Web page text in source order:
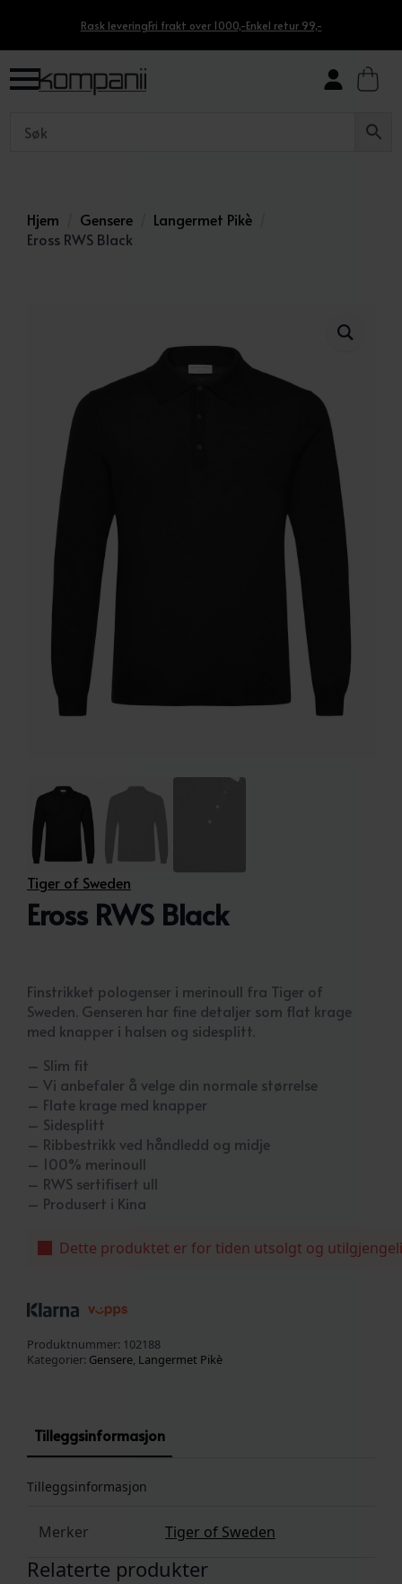
Rask leveringFri frakt over 1000,-Enkel retur 99,-
Hjem Gensere
Langermet Pikè
Eross RWS Black
Tiger of Sweden
Eross RWS Black
Finstrikket pologenser i merinoull fra Tiger of
Sweden. Genseren har fine detaljer som flat krage
med knapper i halsen og sidesplitt.
– Slim fit
– Vi anbefaler å velge din normale størrelse
– Flate krage med knapper
– Sidesplitt
– Ribbestrikk ved håndledd og midje
– 100% merinoull
– RWS sertifisert ull
– Produsert i Kina
Dette produktet er for tiden utsolgt og
Produktnummer: 102188
Kategorier: Gensere, Langermet Pikè
Tilleggsinformasjon
Tilleggsinformasjon
Merker Tiger of Sweden
Relaterte produkter